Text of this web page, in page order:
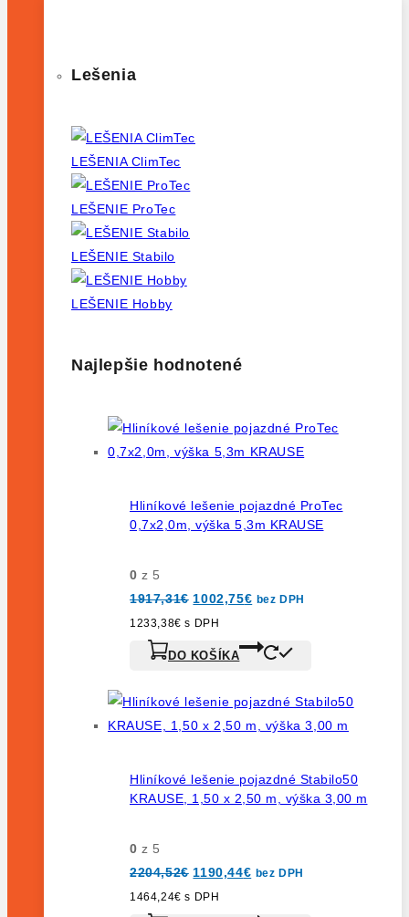
Lešenia
LEŠENIA ClimTec
LEŠENIE ProTec
LEŠENIE Stabilo
LEŠENIE Hobby
Najlepšie hodnotené
Hliníkové lešenie pojazdné ProTec
0,7x2,0m, výška 5,3m KRAUSE
0 z 5
1917,31€ Pôvodná
cena
bola:
1002,75€Aktuálna
cena
bez DPH
1233,38€ s DPH
DO KOŠÍKA
Hliníkové lešenie pojazdné Stabilo50
KRAUSE, 1,50 x 2,50 m, výška 3,00 m
0 z 5
2204,52€ Pôvodná
cena
bola:
1190,44€Aktuálna
cena
bez DPH
1464,24€ s DPH